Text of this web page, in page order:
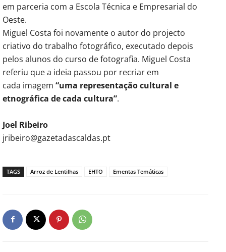
em parceria com a Escola Técnica e Empresarial do
Oeste.
Miguel Costa foi novamente o autor do projecto
criativo do trabalho fotográfico, executado depois
pelos alunos do curso de fotografia. Miguel Costa
referiu que a ideia passou por recriar em
cada imagem “uma representaçãocultural e
etnográfica de cada cultura”.
Joel Ribeiro
jribeiro@gazetadascaldas.pt
TAGS Arroz de Lentilhas EHTO Ementas Temáticas